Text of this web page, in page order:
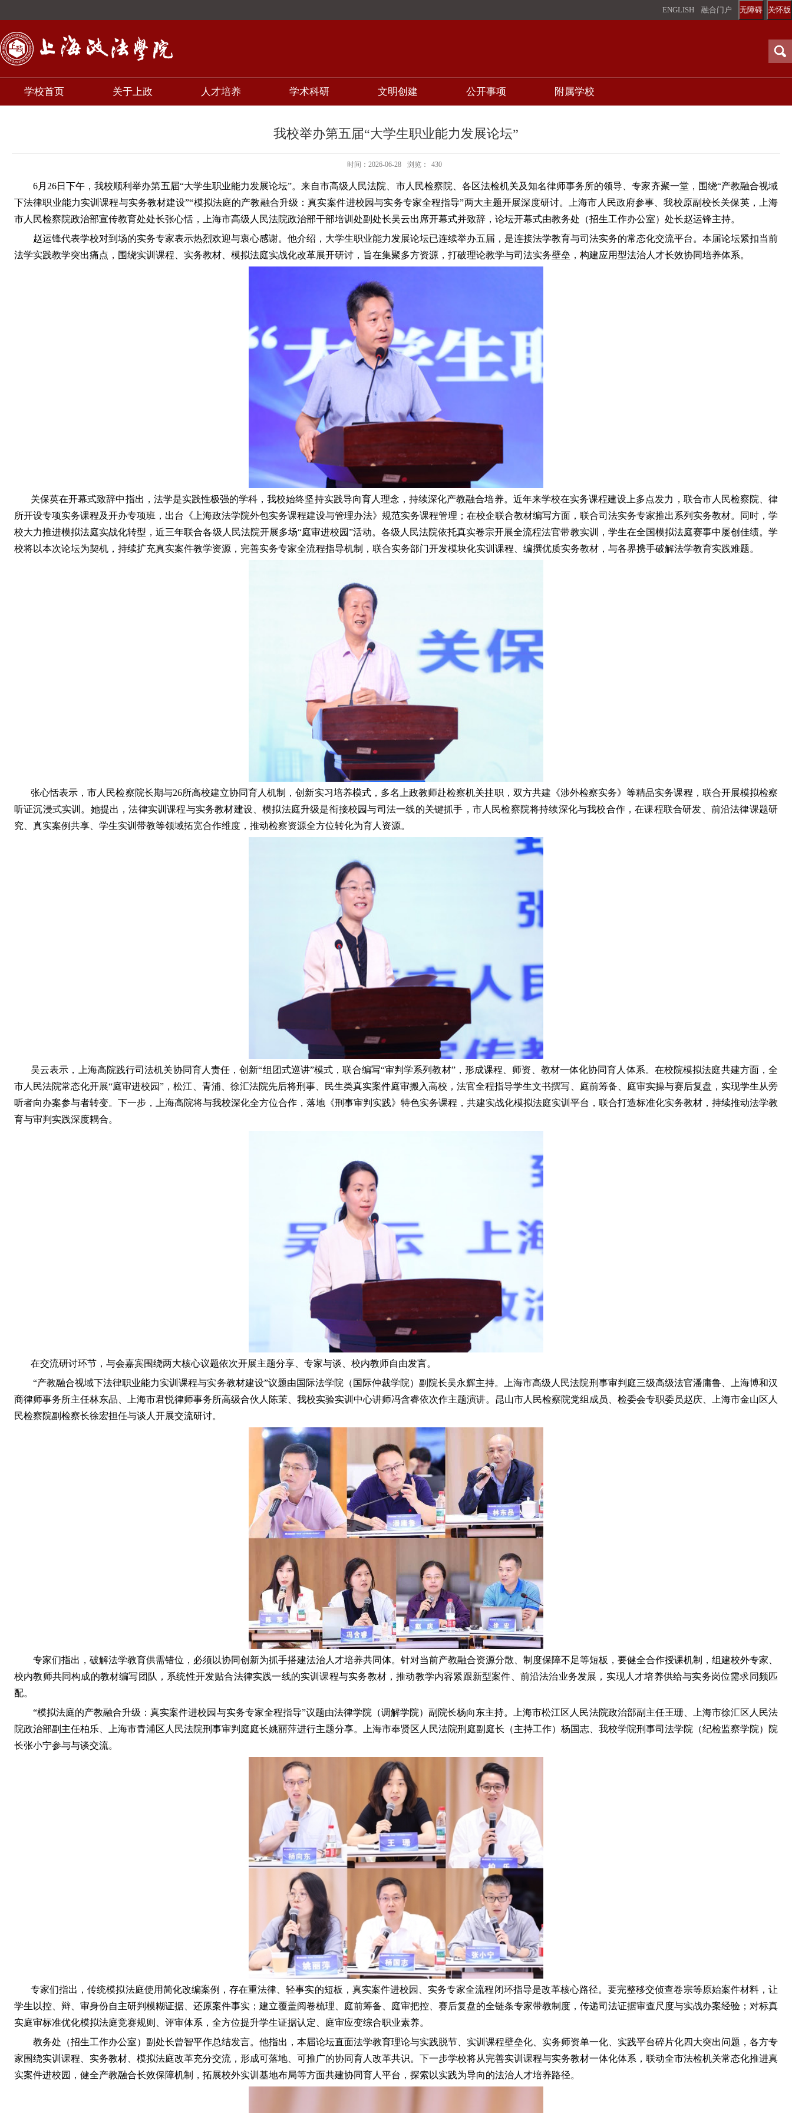
关怀版
无障碍
ENGLISH 融合门户
学校首页 关于上政 人才培养 学术科研 文明创建 公开事项 附属学校
我校举办第五届“大学生职业能力发展论坛”
时间：2026-06-28 浏览： 430
6月26日下午，我校顺利举办第五届“大学生职业能力发展论坛”。来自市高级人民法院、市人民检察院、各区法检机关及知名律师事务所的领导、专家齐聚一堂，围绕“产教融合视域
下法律职业能力实训课程与实务教材建设”“模拟法庭的产教融合升级：真实案件进校园与实务专家全程指导”两大主题开展深度研讨。上海市人民政府参事、我校原副校长关保英，上海
市人民检察院政治部宣传教育处处长张心恬，上海市高级人民法院政治部干部培训处副处长吴云出席开幕式并致辞，论坛开幕式由教务处（招生工作办公室）处长赵运锋主持。
赵运锋代表学校对到场的实务专家表示热烈欢迎与衷心感谢。他介绍，大学生职业能力发展论坛已连续举办五届，是连接法学教育与司法实务的常态化交流平台。本届论坛紧扣当前
法学实践教学突出痛点，围绕实训课程、实务教材、模拟法庭实战化改革展开研讨，旨在集聚多方资源，打破理论教学与司法实务壁垒，构建应用型法治人才长效协同培养体系。
关保英在开幕式致辞中指出，法学是实践性极强的学科，我校始终坚持实践导向育人理念，持续深化产教融合培养。近年来学校在实务课程建设上多点发力，联合市人民检察院 、律
所开设专项实务课程及开办专项班 ，出台《上海政法学院外包实务课程建设与管理办法》规范实务课程管理；在校企联合教材编写方面，联合司法实务专家推出系列实务教材。同时，学
校大力推进模拟法庭实战化转型，近三年联合各级 人民法院开展多场“庭审进校园”活动。各级 人民法院依托真实卷宗开展全流程法官带教实训，学生在全国模拟法庭赛事中屡创佳绩。学
校将以本次论坛为契机，持续扩充真实案件教学资源，完善实务专家全流程指导机制，联合实务部门开发模块化实训课程、编撰优质实务教材，与各界携手破解法学教育实践难题。
张心恬表示，市人民检察院长期与26所高校建立协同育人机制，创新实习培养模式，多名上政教师赴检察机关挂职，双方共建《涉外检察实务》等精品实务课程，联合开展模拟检察
听证沉浸式实训。她提出，法律实训课程与实务教材建设、模拟法庭升级是衔接校园与司法一线的关键抓手，市人民检察院将持续深化与我校合作，在课程联合研发、前沿法律课题研
究、真实案例共享、学生实训带教等领域拓宽合作维度，推动检察资源全方位转化为育人资源。
吴云表示 ，上海高院践行司法机关协同育人责任，创新“组团式巡讲”模式，联合编写“审判学系列教材”，形成课程、师资、教材一体化协同育人体系。在校院模拟法庭共建方面，全
市人民法院常态化开展“庭审进校园”，松江、青浦、徐汇法院先后将刑事、民生类真实案件庭审搬入高校 ，法官全程指导学生文书撰写、庭前筹备、庭审实操与赛后复盘，实现学生从旁
听者向办案参与者转变。下一步，上海高院将与我校深化全方位合作，落地《刑事审判实践》特色实务课程，共建实战化模拟法庭实训平台，联合打造标准化实务教材，持续推动法学教
育与审判实践深度耦合。
在交流研讨环节，与会嘉宾围绕两大核心议题依次开展主题分享、专家与谈、校内教师自由发言。
“产教融合视域下法律职业能力实训课程与实务教材建设”议题由国际法学院（国际仲裁学院）副院长吴永辉主持。上海市高级人民法院刑事审判庭三级高级法官潘庸鲁、上海博和汉
商律师事务所主任林东品、上海市君悦律师事务所高级合伙人陈茉、我校实验实训中心讲师冯含睿依次作主题演讲。昆山市人民检察院党组成员、检委会专职委员赵庆、上海市金山区人
民检察院副检察长徐宏担任与谈人开展交流研讨。
专家们指出，破解法学教育供需错位，必须以协同创新为抓手搭建法治人才培养共同体。针对当前产教融合资源分散、制度保障不足等短板，要健全合作授课机制，组建校外专家、
校内教师共同构成的教材编写团队，系统性开发贴合法律实践一线的实训课程与实务教材，推动教学内容紧跟新型案件、前沿法治业务发展，实现人才培养供给与实务岗位需求同频匹
配。
“模拟法庭的产教融合升级：真实案件进校园与实务专家全程指导”议题由法律学院（调解学院）副院长杨向东主持。上海市松江区人民法院政治部副主任王珊、上海市徐汇区人民法
院政治部副主任柏乐、上海市青浦区人民法院刑事审判庭庭长姚丽萍进行主题分享。上海市奉贤区人民法院刑庭副庭长（主持工作）杨国志、我校学院刑事司法学院（纪检监察学院）院
长张小宁参与与谈交流。
专家们指出 ，传统模拟法庭使用简化改编案例，存在重法律、轻事实的短板，真实案件进校园、实务专家全流程闭环指导是改革核心路径。要完整移交侦查卷宗等原始案件材料，让
学生以控、辩、审身份自主研判模糊证据、还原案件事实；建立覆盖阅卷梳理、庭前筹备、庭审把控、赛后复盘的全链条专家带教制度，传递司法证据审查尺度与实战办案经验；对标真
实庭审标准优化模拟法庭竞赛规则、评审体系，全方位提升学生证据认定、庭审应变综合职业素养。
教务处（招生工作办公室）副处长曾智平作总结发言。他指出，本届论坛直面法学教育理论与实践脱节、实训课程壁垒化、实务师资单一化、实践平台碎片化四大突出问题，各方专
家围绕实训课程、实务教材、模拟法庭改革充分交流，形成可落地、可推广的协同育人改革共识。下一步学校将从完善实训课程与实务教材一体化体系，联动全市法检机关常态化推进真
实案件进校园，健全产教融合长效保障机制，拓展校外实训基地布局等方面共建协同育人平台，探索以实践为导向的法治人才培养路径。